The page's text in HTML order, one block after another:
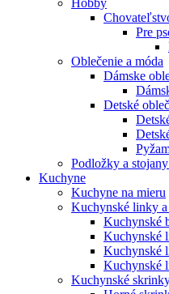
Pre
Oblečenie a móda
Dámske
Detské
Podložky a
Kuchyne
Kuchyne na mieru
Kuchynské linky
Kuchynské
Kuchynské
Kuchynské
Kuchynské
Kuchynské